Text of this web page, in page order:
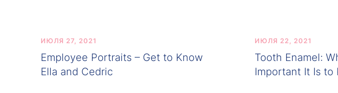
ИЮЛЯ 27, 2021
Employee Portraits – Get to Know
Ella and Cedric
ИЮЛЯ 22, 2021
Tooth Enamel:
Important It Is to